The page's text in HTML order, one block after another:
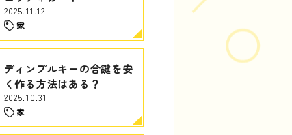
2025.11.12
家
ディンプルキーの合鍵を安
く作る方法はある？
2025.10.31
家